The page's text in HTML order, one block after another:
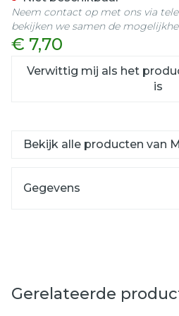
€ 7,70
Verwittig mij als het
is
Neem contact op met ons via
bekijken we samen de
Bekijk alle producten van
Gegevens
Gerelateerde